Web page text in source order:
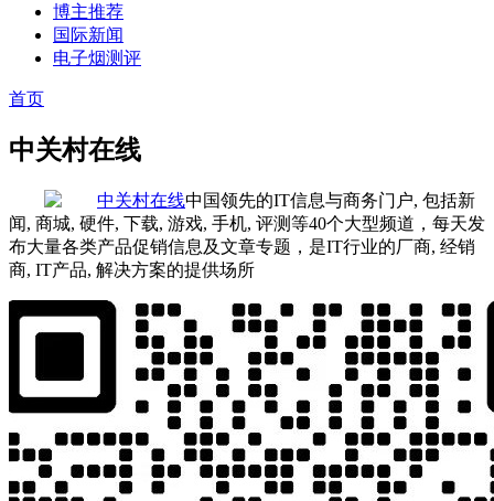
博主推荐
国际新闻
电子烟测评
首页
中关村在线
中国领先的IT信息与商务门户, 包括新
闻, 商城, 硬件, 下载, 游戏, 手机, 评测等40个大型频道，每天发
布大量各类产品促销信息及文章专题，是IT行业的厂商, 经销
商, IT产品, 解决方案的提供场所